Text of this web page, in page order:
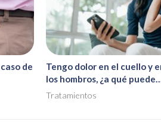
de
Tengo dolor en el cuello y
los hombros, ¿a qué puede
deberse?
Tratamientos